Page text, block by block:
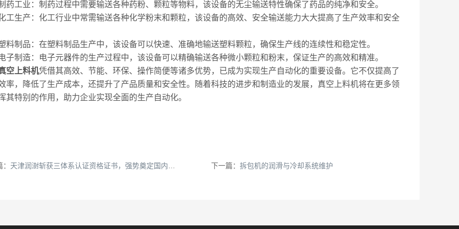
工业：制药过程中需要输送各种药粉、颗粒等物料，该设备的无尘输送特性确保了药品的纯净和安全。
生产：化工行业中常需输送各种化学粉末和颗粒，该设备的高效、安全输送能力大大提高了生产效率和安全
制品：在塑料制品生产中，该设备可以快速、准确地输送塑料颗粒，确保生产线的连续性和稳定性。
制造：电子元器件的生产过程中，该设备可以精确输送各种微小颗粒和粉末，保证生产的高效和精准。
空上料机凭借其高效、节能、环保、操作简便等诸多优势，已成为实现生产自动化的重要设备。它不仅提高了
率，降低了生产成本，还提升了产品质量和安全性。随着科技的进步和制造业的发展，真空上料机将在更多领
其特别的作用，助力企业实现全面的生产自动化。
天津润澍斩获三体系认证资格证书，强势奠定国内外市场竞争优势！ 下一篇：拆包机的润滑与冷却系统维护